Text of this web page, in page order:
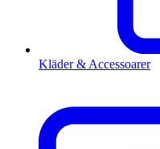
Kläder & Accessoarer